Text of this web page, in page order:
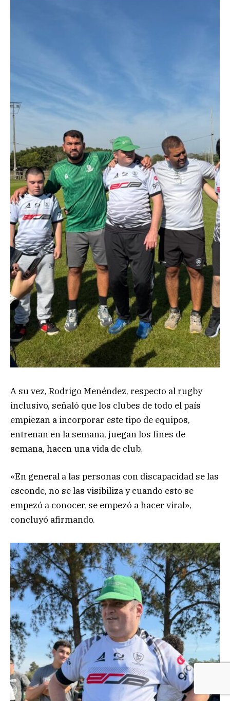
A su vez, Rodrigo Menéndez, respecto al rugby
inclusivo, señaló que los clubes de todo el país
empiezan a incorporar este tipo de equipos,
entrenan en la semana, juegan los fines de
semana, hacen una vida de club.
«En general a las personas con discapacidad se las
esconde, no se las visibiliza y cuando esto se
empezó a conocer, se empezó a hacer viral»,
concluyó afirmando.